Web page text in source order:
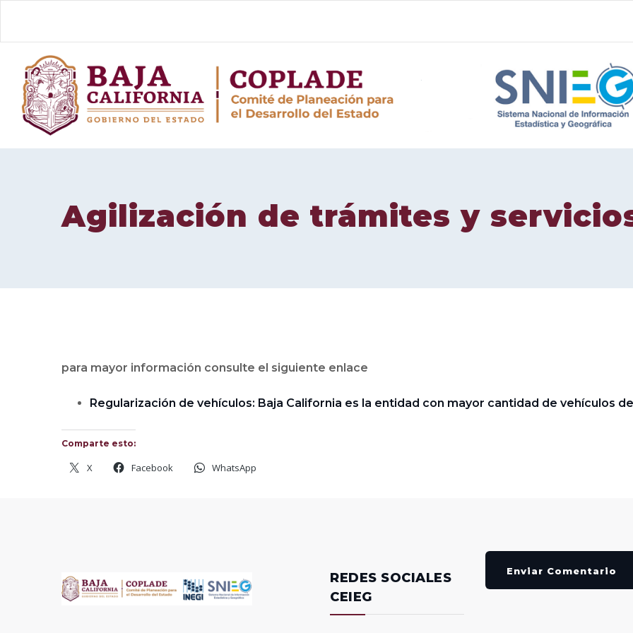
content
Agilización de trámites y
para mayor información consulte el siguiente enlace
Regularización de vehículos: Baja California es la entidad con mayor cantidad de vehículos
Comparte esto:
X Facebook WhatsApp
REDES SOCIALES
CEIEG
Enviar Comentario